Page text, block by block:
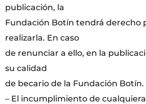
publicación, la
Fundación Botín tendrá derecho
realizarla. En caso
de renunciar a ello, en la
su calidad
de becario de la Fundación Botín.
– El incumplimiento de